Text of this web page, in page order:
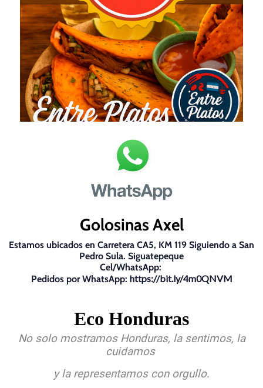
Golosinas Axel
Estamos ubicados en Carretera CA5, KM 119 Siguiendo a San
Pedro Sula. Siguatepeque
Cel/WhatsApp:
Pedidos por WhatsApp: https://bit.ly/4m0QNVM
Eco Honduras
No solo mostramos Honduras, la sentimos, la
cuidamos
y la representamos con orgullo.